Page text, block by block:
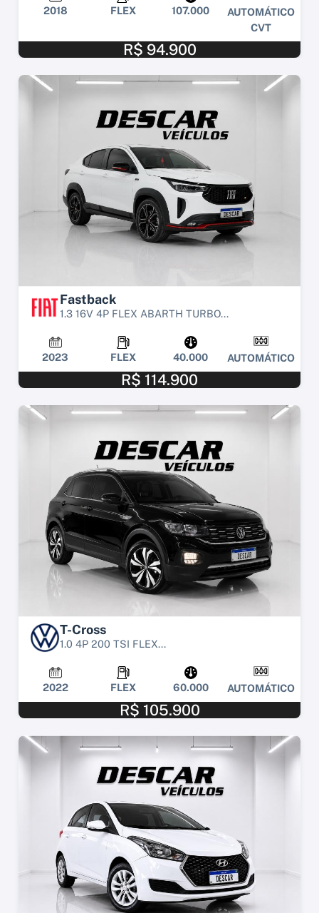
2018 FLEX 107.000
AUTOMÁTICO
CVT
R$ 94.900
Fastback
1.3 16V 4P FLEX ABARTH TURBO...
2023 FLEX 40.000 AUTOMÁTICO
R$ 114.900
T-Cross
1.0 4P 200 TSI FLEX...
2022 FLEX 60.000 AUTOMÁTICO
R$ 105.900